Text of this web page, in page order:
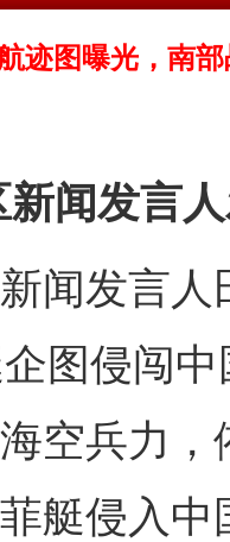
迹图曝光，南
发言人
发言人
图侵闯
空兵力
艇侵入